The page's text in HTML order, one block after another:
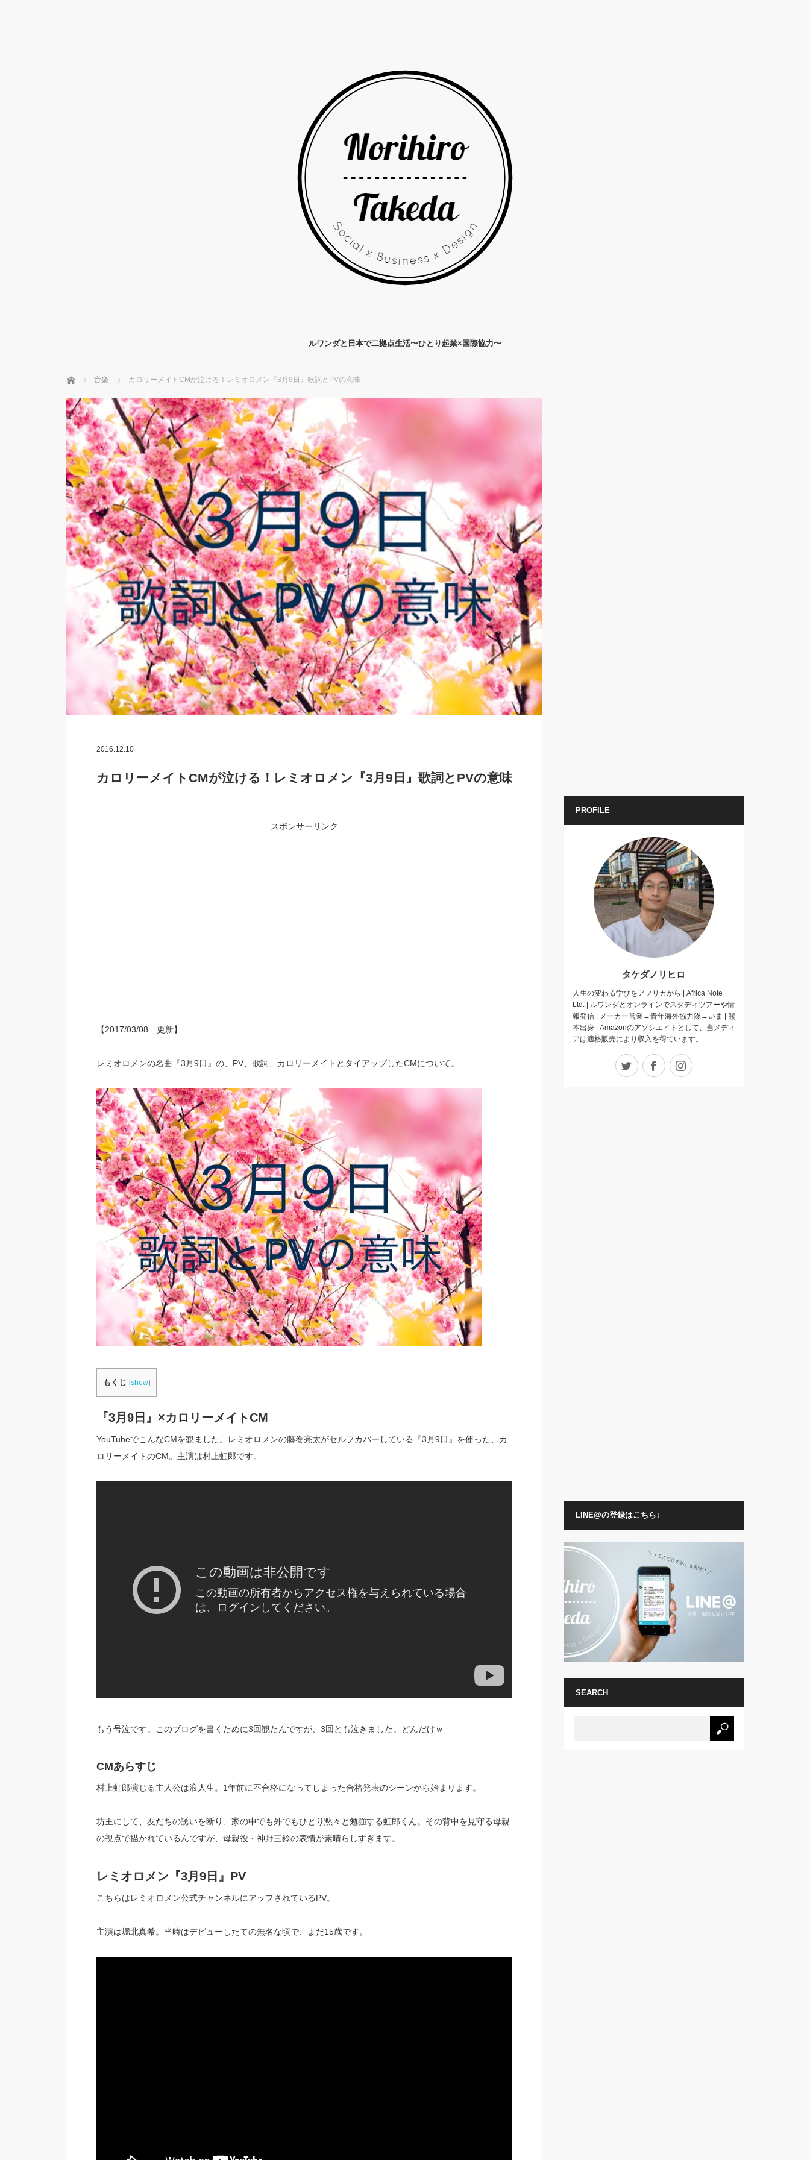
ルワンダと日本で二拠点生活〜ひとり起業×国際協力〜
ホーム 音楽 カロリーメイトCMが泣ける！レミオロメン『3月9日』歌詞とPVの意味
2016.12.10
カロリーメイトCMが泣ける！レミオロメン『3月9日』歌詞とPVの意味
スポンサーリンク
【2017/03/08 更新】
レミオロメンの名曲『3月9日』の、PV、歌詞、カロリーメイトとタイアップしたCMについて。
もくじ [show]
『3月9日』×カロリーメイトCM
YouTubeでこんなCMを観ました。レミオロメンの藤巻亮太がセルフカバーしている『3月9日』を使った、カ
ロリーメイトのCM。主演は村上虹郎です。
もう号泣です。このブログを書くために3回観たんですが、3回とも泣きました。どんだけｗ
CMあらすじ
村上虹郎演じる主人公は浪人生。1年前に不合格になってしまった合格発表のシーンから始まります。
坊主にして、友だちの誘いを断り、家の中でも外でもひとり黙々と勉強する虹郎くん。その背中を見守る母親
の視点で描かれているんですが、母親役・神野三鈴の表情が素晴らしすぎます。
レミオロメン『3月9日』PV
こちらはレミオロメン公式チャンネルにアップされているPV。
主演は堀北真希。当時はデビューしたての無名な頃で、まだ15歳です。
PROFILE
タケダノリヒロ
人生の変わる学びをアフリカから | Africa Note
Ltd. | ルワンダとオンラインでスタディツアーや情
報発信 | メーカー営業→青年海外協力隊→いま | 熊
本出身 | Amazonのアソシエイトとして、当メディ
アは適格販売により収入を得ています。
Twitter Facebook
LINE@の登録はこちら↓
SEARCH